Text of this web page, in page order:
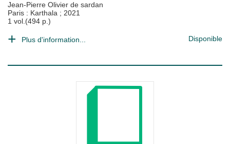
Jean-Pierre Olivier de sardan
Paris : Karthala ; 2021
1 vol.(494 p.)
Plus d'information... Disponible